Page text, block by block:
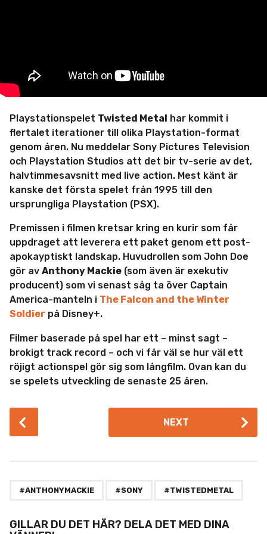
Playstationspelet Twisted Metal har kommit i
flertalet iterationer till olika Playstation-format
genom åren. Nu meddelar Sony Pictures Television
och Playstation Studios att det bir tv-serie av det,
halvtimmesavsnitt med Iive action. Mest känt är
kanske det första spelet från 1995 till den
ursprungliga Playstation (PSX).
Premissen i filmen kretsar kring en kurir som får
uppdraget att leverera ett paket genom ett post-
apokayptiskt landskap. Huvudrollen som John Doe
gör av Anthony Mackie (som även är exekutiv
producent) som vi senast såg ta över Captain
America-manteln i The Falcon and the Winter
Soldier på Disney+.
Filmer baserade på spel har ett – minst sagt –
brokigt track record – och vi får väl se hur väl ett
röjigt actionspel gör sig som långfilm. Ovan kan du
se spelets utveckling de senaste 25 åren.
o
i
NEXT
#ANTHONYMACKIE #SONY #TWISTEDMETAL
GILLAR DU DET HÄR? DELA DET MED DINA